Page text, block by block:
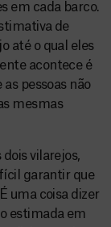
em cada barco.
de
até o qual eles
acontece é
pessoas não
mesmas
vilarejos,
garantir que
uma coisa dizer
estimada em